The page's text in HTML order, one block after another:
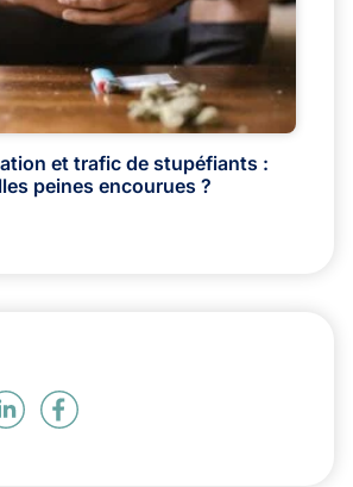
et trafic de stupéfiants :
peines encourues ?